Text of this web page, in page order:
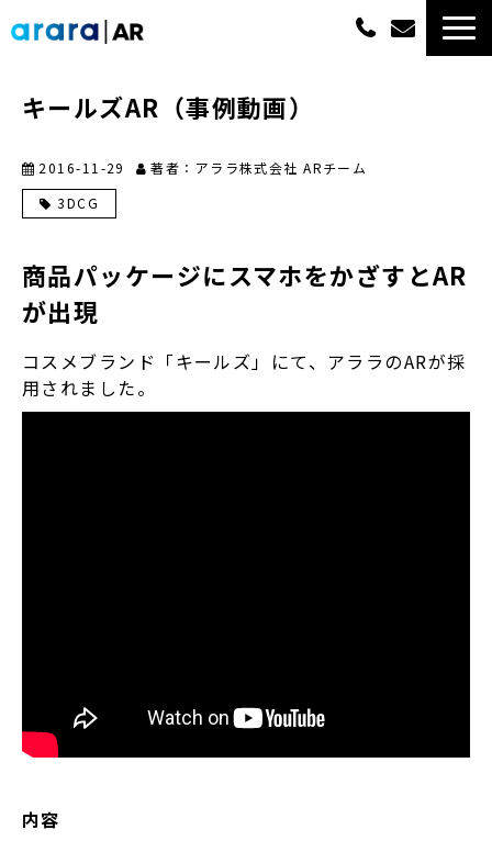
概算費用
実績紹介
よくあるご質問
キールズAR（事例動画）
2016-11-29
著者：アララ株式会社 ARチーム
3DCG
商品パッケージにスマホをかざすとAR
が出現
コスメブランド「キールズ」にて、アララのARが採
用されました。
内容